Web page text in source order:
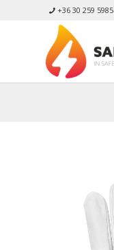
 +36 30 259 5985